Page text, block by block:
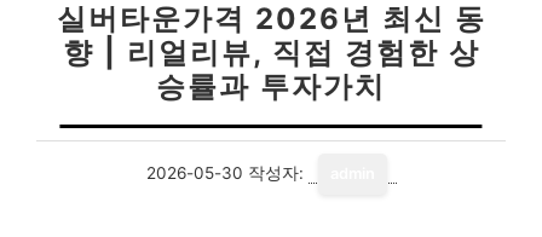
실버타운가격 2026년 최신 동
향 | 리얼리뷰, 직접 경험한 상
승률과 투자가치
2026-05-30 작성자: